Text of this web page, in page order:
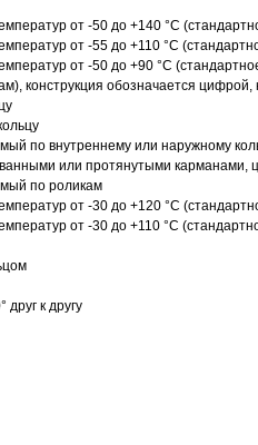
от -50 до +140 °C
от -55 до +110 °C
от -50 до +90 °C
конструкция обозначается цифрой,
по внутреннему или наружному
или протянутыми карманами,
по роликам
от -30 до +120 °C
от -30 до +110 °C
к другу